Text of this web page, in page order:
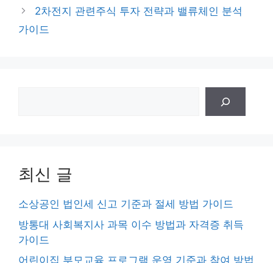
리
2차전지 관련주식 투자 전략과 밸류체인 분석
가이드
최신 글
소상공인 법인세 신고 기준과 절세 방법 가이드
방통대 사회복지사 과목 이수 방법과 자격증 취득
가이드
어린이집 부모교육 프로그램 운영 기준과 참여 방법